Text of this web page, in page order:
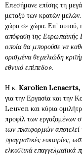
Επεσήμανε επίσης τη
μεταξύ των κρατών
χώρα σε χώρα. Επ’
απόφαση της Ευρωπαϊκής
οποία θα μπορούσε να
ορισμένα θεμελιώδη
εθνικό επίπεδο».
Η κ. Karolien Lenaerts,
για την Εργασία και την
Leuven και κύρια
προφίλ των εργαζομένων
των πλατφορμών
πραγματικές ευκαιρίες,
ελκυστικά επαγγελματικά